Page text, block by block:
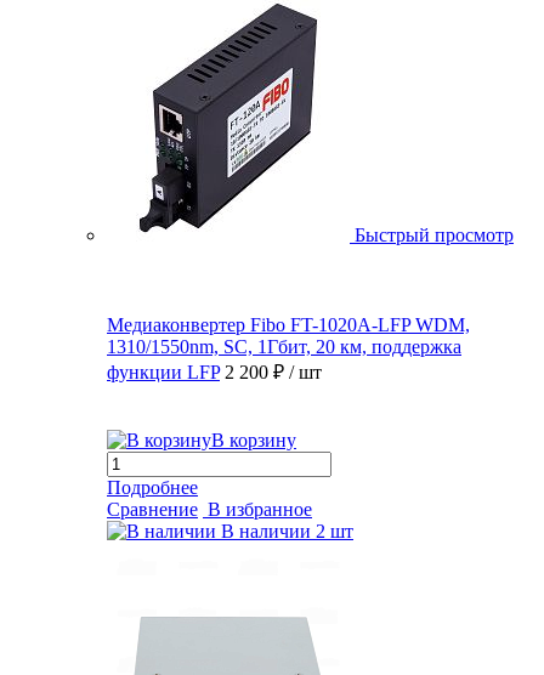
Быстрый просмотр
Медиаконвертер Fibo FT-1020A-LFP WDM,
1310/1550nm, SC, 1Гбит, 20 км, поддержка
функции LFP 2 200 ₽ / шт
В корзину
Подробнее
Сравнение В избранное
В наличии 2 шт